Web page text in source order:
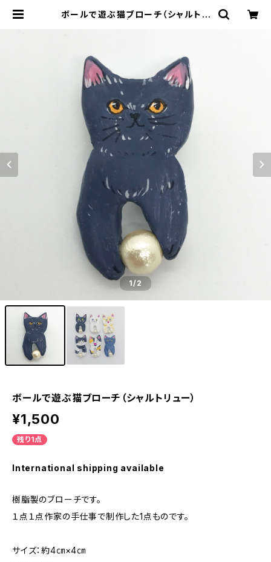
ボールで遊ぶ猫ブローチ（シャルトリ
1/2
ボールで遊ぶ猫ブローチ（シャルトリュー）
¥1,500
残り1点
International shipping available
樹脂製のブローチです。
１点１点作家の手仕事で制作した1点ものです。
サイズ：約4㎝×4㎝